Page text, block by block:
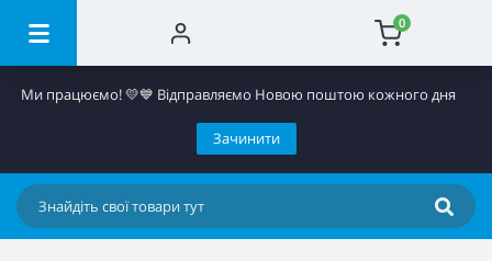
0
Ми працюємо! 💛​💙 Відправляємо Новою поштою кожного дня
Зачинити